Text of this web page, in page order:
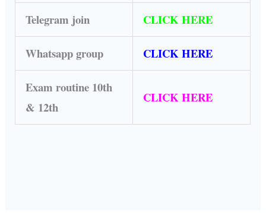
Telegram join CLICK HERE
Whatsapp group CLICK HERE
Exam routine 10th
& 12th
CLICK HERE